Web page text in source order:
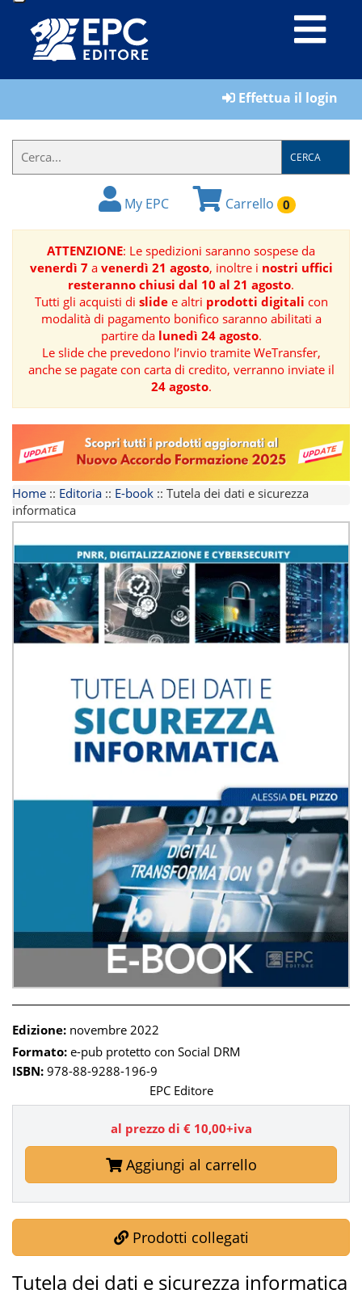
LIBRI
IL
FORMATORE
BOOK
RIVISTE
MANUALISTICA
SOFTWARE
TEMATICHE
Effettua il login
CERCA
My EPC Carrello 0
ATTENZIONE: Le spedizioni saranno sospese da
venerdì 7a venerdì 21 agosto, inoltre i nostri uffici
resteranno chiusi dal 10 al 21 agosto.
Tutti gli acquisti di slidee altri prodotti digitali con
modalità di pagamento bonifico saranno abilitati a
partire da lunedì 24 agosto.
Le slide che prevedono l’invio tramite WeTransfer,
anche se pagate con carta di credito, verranno inviate il
24 agosto.
Home :: Editoria :: E-book :: Tutela dei dati e sicurezza
informatica
Edizione: novembre 2022
Formato: e-pub protetto con Social DRM
ISBN: 978-88-9288-196-9
EPC Editore
al prezzo di € 10,00+iva
Aggiungi al carrello
Prodotti collegati
Tutela dei dati e sicurezza informatica